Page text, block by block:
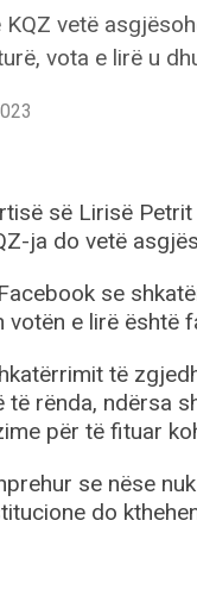
së Lirisë
ja do vetë
se
votën e lirë është
të
të rënda, ndërsa
për të fituar
se nëse
do